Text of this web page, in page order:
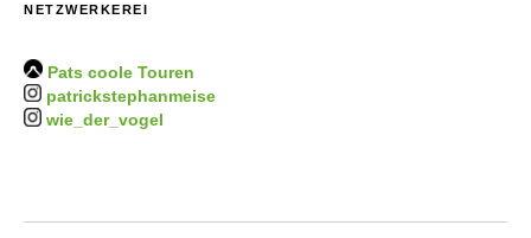
NETZWERKEREI
Pats coole Touren
patrickstephanmeise
wie_der_vogel